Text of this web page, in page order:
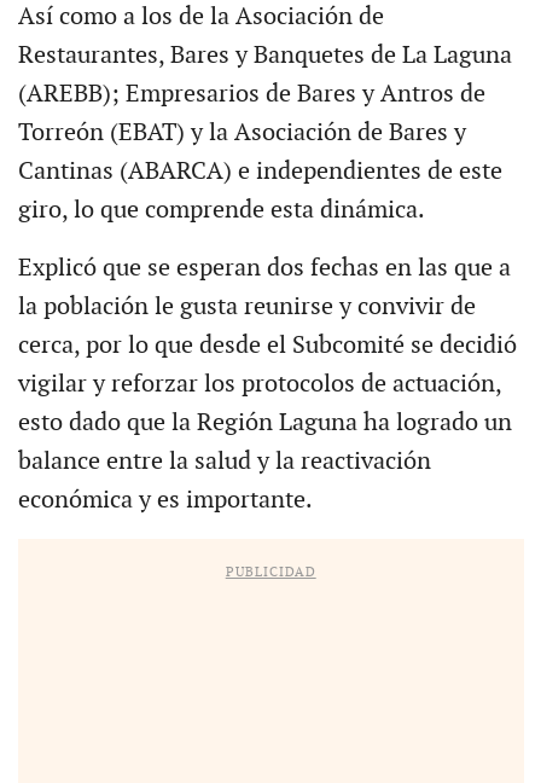
Así como a los de la Asociación de
Restaurantes, Bares y Banquetes de La Laguna
(AREBB); Empresarios de Bares y Antros de
Torreón (EBAT) y la Asociación de Bares y
Cantinas (ABARCA) e independientes de este
giro, lo que comprende esta dinámica.
Explicó que se esperan dos fechas en las que a
la población le gusta reunirse y convivir de
cerca, por lo que desde el Subcomité se decidió
vigilar y reforzar los protocolos de actuación,
esto dado que la Región Laguna ha logrado un
balance entre la salud y la reactivación
económica y es importante.
PUBLICIDAD